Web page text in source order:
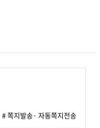
# 쪽지발송· 자동쪽지전송